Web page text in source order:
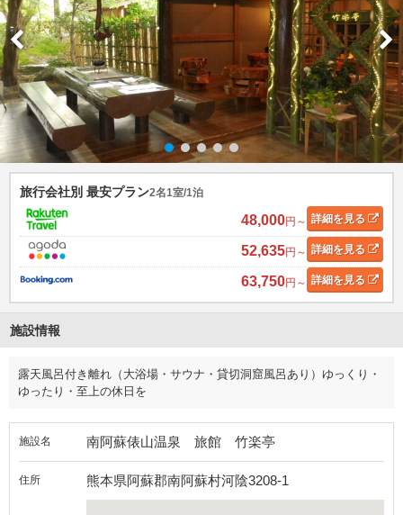
旅行会社別 最安プラン2名1室/1泊
48,000円～ 詳細を見る
52,635円～ 詳細を見る
63,750円～ 詳細を見る
施設情報
露天風呂付き離れ（大浴場・サウナ・貸切洞窟風呂あり）ゆっくり・
ゆったり・至上の休日を
施設名 南阿蘇俵山温泉 旅館 竹楽亭
住所 熊本県阿蘇郡南阿蘇村河陰3208-1